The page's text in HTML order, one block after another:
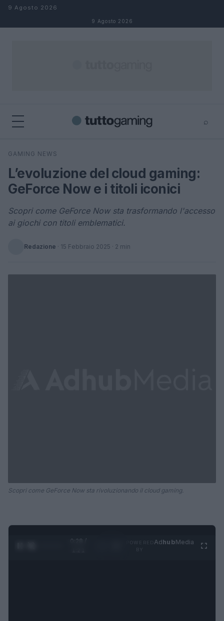
Salta al contenuto
9 Agosto 2026
9 Agosto 2026
⌕
Cerca
GAMING NEWS
L’evoluzione del cloud gaming:
GeForce Now e i titoli iconici
Scopri come GeForce Now sta trasformando l'accesso
ai giochi con titoli emblematici.
Redazione · 15 Febbraio 2025 · 2 min
Scopri come GeForce Now sta rivoluzionando il cloud gaming.
0:28 /
AdhubMedia